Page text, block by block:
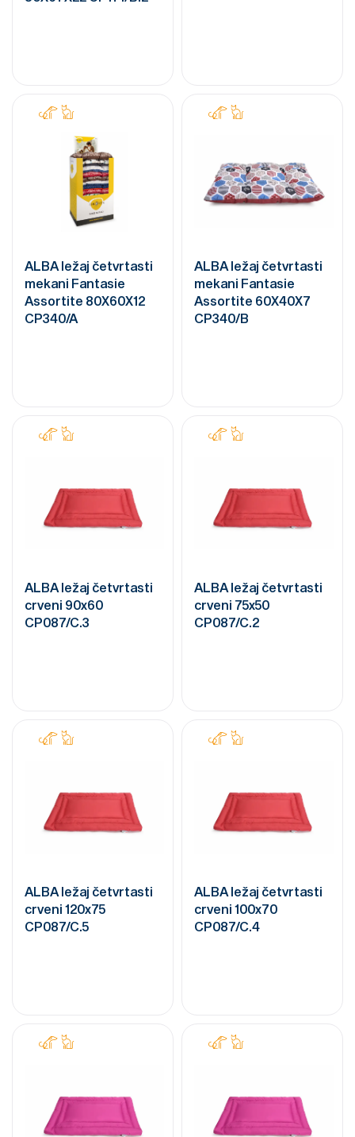
ALBA ležaj četvrtasti
mekani Fantasie
Assortite 80X60X12
CP340/A
ALBA ležaj četvrtasti
mekani Fantasie
Assortite 60X40X7
CP340/B
ALBA ležaj četvrtasti
crveni 90x60
CP087/C.3
ALBA ležaj četvrtasti
crveni 75x50
CP087/C.2
ALBA ležaj četvrtasti
crveni 120x75
CP087/C.5
ALBA ležaj četvrtasti
crveni 100x70
CP087/C.4